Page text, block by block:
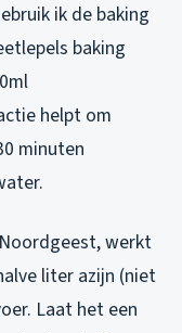
ik de baking
baking
helpt om
minuten
werkt
liter azijn (niet
Laat het een